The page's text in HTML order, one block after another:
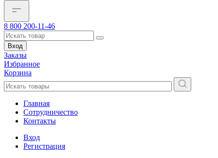
8 800 200-11-46
Вход
Заказы
Избранное
Корзина
Главная
Сотрудничество
Контакты
Вход
Регистрация